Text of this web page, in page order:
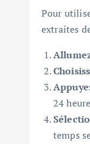
Pour
extraites
24
temps